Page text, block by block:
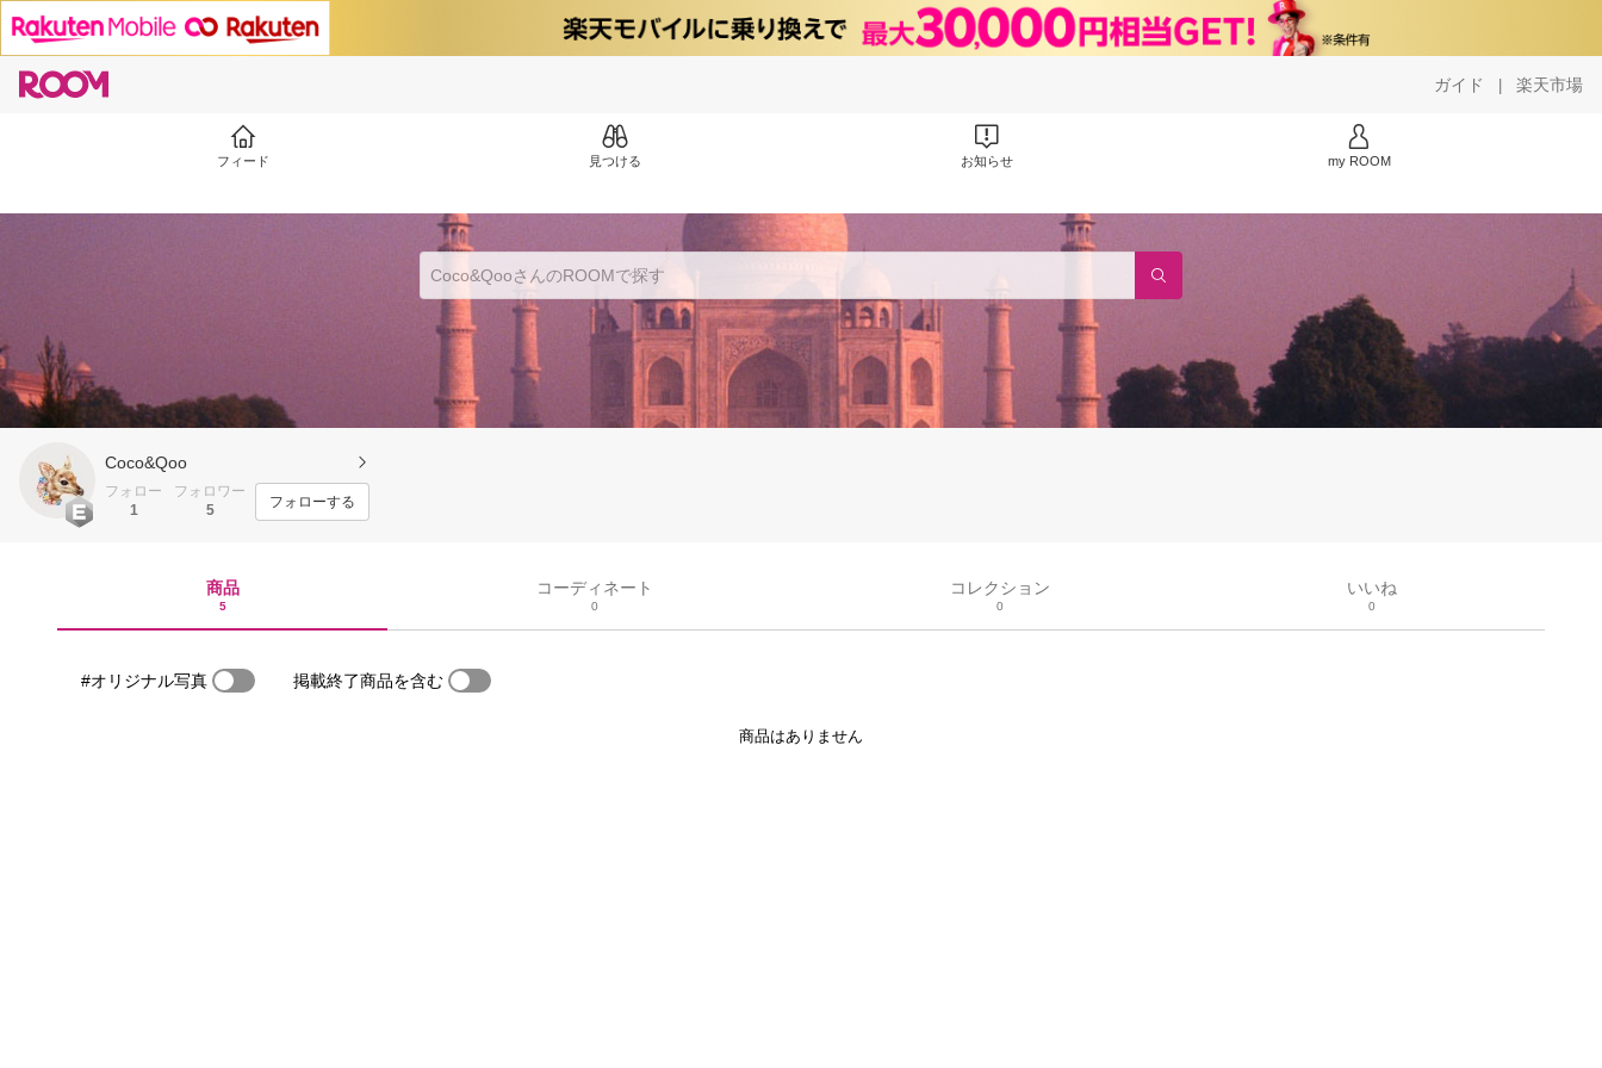
ガイド | 楽天市場
フィード 見つける お知らせ my ROOM
Coco&Qoo
フォロー
1
フォロワー
5
フォローする
商品
5
コーディネート
0
コレクション
0
いいね
0
#オリジナル写真 掲載終了商品を含む
商品はありません